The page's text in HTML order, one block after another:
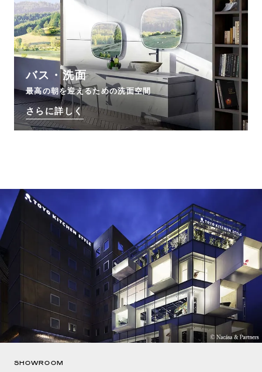
バス・洗面
最高の朝を迎えるための洗面空間
さらに詳しく
SHOWROOM